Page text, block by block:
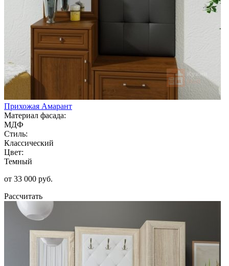
Прихожая Амарант
Материал фасада:
МДФ
Стиль:
Классический
Цвет:
Темный
от 33 000 руб.
Рассчитать